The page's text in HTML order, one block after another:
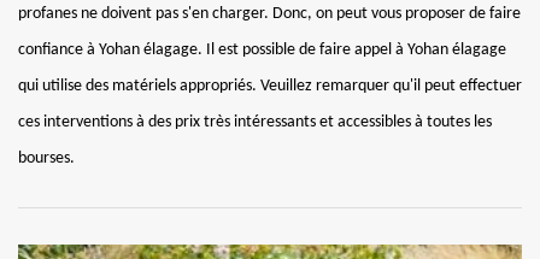
profanes ne doivent pas s'en charger. Donc, on peut vous proposer de faire
confiance à Yohan élagage. Il est possible de faire appel à Yohan élagage
qui utilise des matériels appropriés. Veuillez remarquer qu'il peut effectuer
ces interventions à des prix très intéressants et accessibles à toutes les
bourses.